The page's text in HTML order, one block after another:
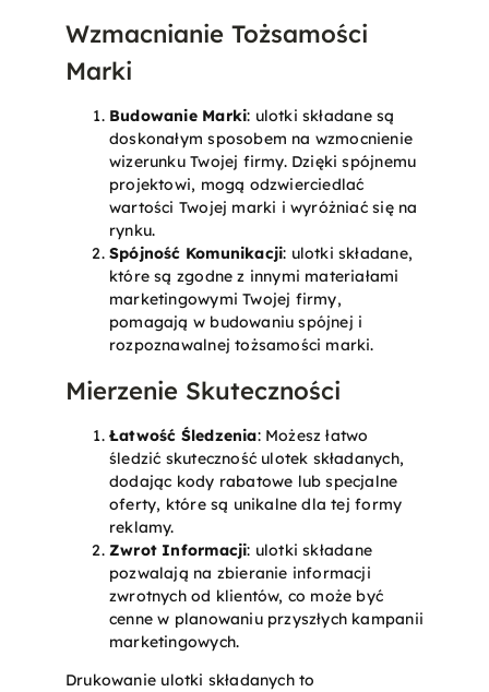
Wzmacnianie Tożsamości
Marki
Budowanie Marki: ulotki składane są
doskonałym sposobem na wzmocnienie
wizerunku Twojej firmy. Dzięki spójnemu
projektowi, mogą odzwierciedlać
wartości Twojej marki i wyróżniać się na
rynku.
Spójność Komunikacji: ulotki składane,
które są zgodne z innymi materiałami
marketingowymi Twojej firmy,
pomagają w budowaniu spójnej i
rozpoznawalnej tożsamości marki.
Mierzenie Skuteczności
Łatwość Śledzenia: Możesz łatwo
śledzić skuteczność ulotek składanych,
dodając kody rabatowe lub specjalne
oferty, które są unikalne dla tej formy
reklamy.
Zwrot Informacji: ulotki składane
pozwalają na zbieranie informacji
zwrotnych od klientów, co może być
cenne w planowaniu przyszłych kampanii
marketingowych.
Drukowanie ulotki składanych to